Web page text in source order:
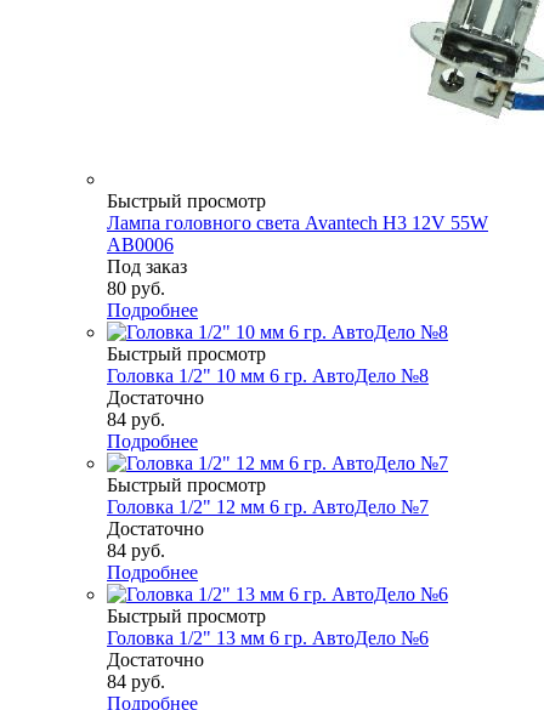
Быстрый просмотр
Лампа головного света Avantech H3 12V 55W
AB0006
Под заказ
80 руб.
Подробнее
Быстрый просмотр
Головка 1/2" 10 мм 6 гр. АвтоДело №8
Достаточно
84 руб.
Подробнее
Быстрый просмотр
Головка 1/2" 12 мм 6 гр. АвтоДело №7
Достаточно
84 руб.
Подробнее
Быстрый просмотр
Головка 1/2" 13 мм 6 гр. АвтоДело №6
Достаточно
84 руб.
Подробнее